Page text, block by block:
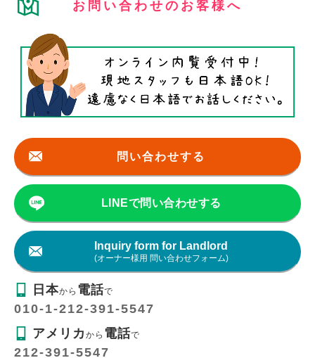
お問い合わせのお客様へ
問い合わせする
LINEで問い合わせする
Inquiry form for Landlord
(オーナー様用 問い合わせフォーム)
日本から 電話で
010-1-212-391-5547
アメリカから 電話で
212-391-5547